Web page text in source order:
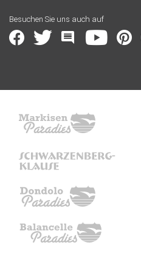
Besuchen Sie uns auch auf